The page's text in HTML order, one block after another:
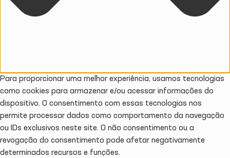
Para proporcionar uma melhor experiência, usamos tecnologias
como cookies para armazenar e/ou acessar informações do
dispositivo. O consentimento com essas tecnologias nos
permite processar dados como comportamento da navegação
ou IDs exclusivos neste site. O não consentimento ou a
revogação do consentimento pode afetar negativamente
determinados recursos e funções.